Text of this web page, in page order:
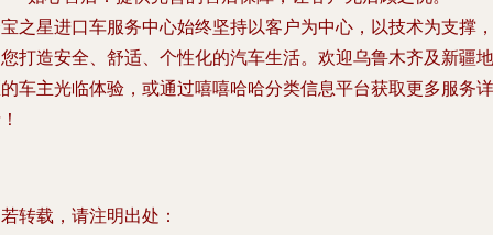
之星进口车服务中心始终坚持以客户为中心，以技术为支撑，
打造安全、舒适、个性化的汽车生活。欢迎乌鲁木齐及新疆地
车主光临体验，或通过嘻嘻哈哈分类信息平台获取更多服务详
转载，请注明出处：